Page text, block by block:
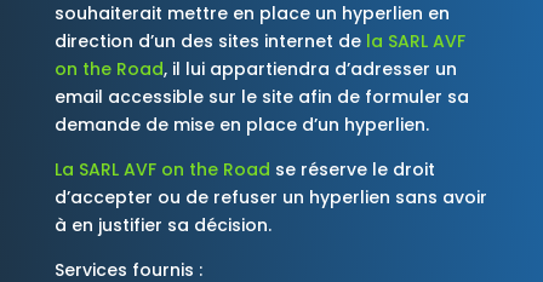
souhaiterait mettre en place un hyperlien en
direction d’un des sites internet de la SARL AVF
on the Road, il lui appartiendra d’adresser un
email accessible sur le site afin de formuler sa
demande de mise en place d’un hyperlien.
La SARL AVF on the Road se réserve le droit
d’accepter ou de refuser un hyperlien sans avoir
à en justifier sa décision.
Services fournis :